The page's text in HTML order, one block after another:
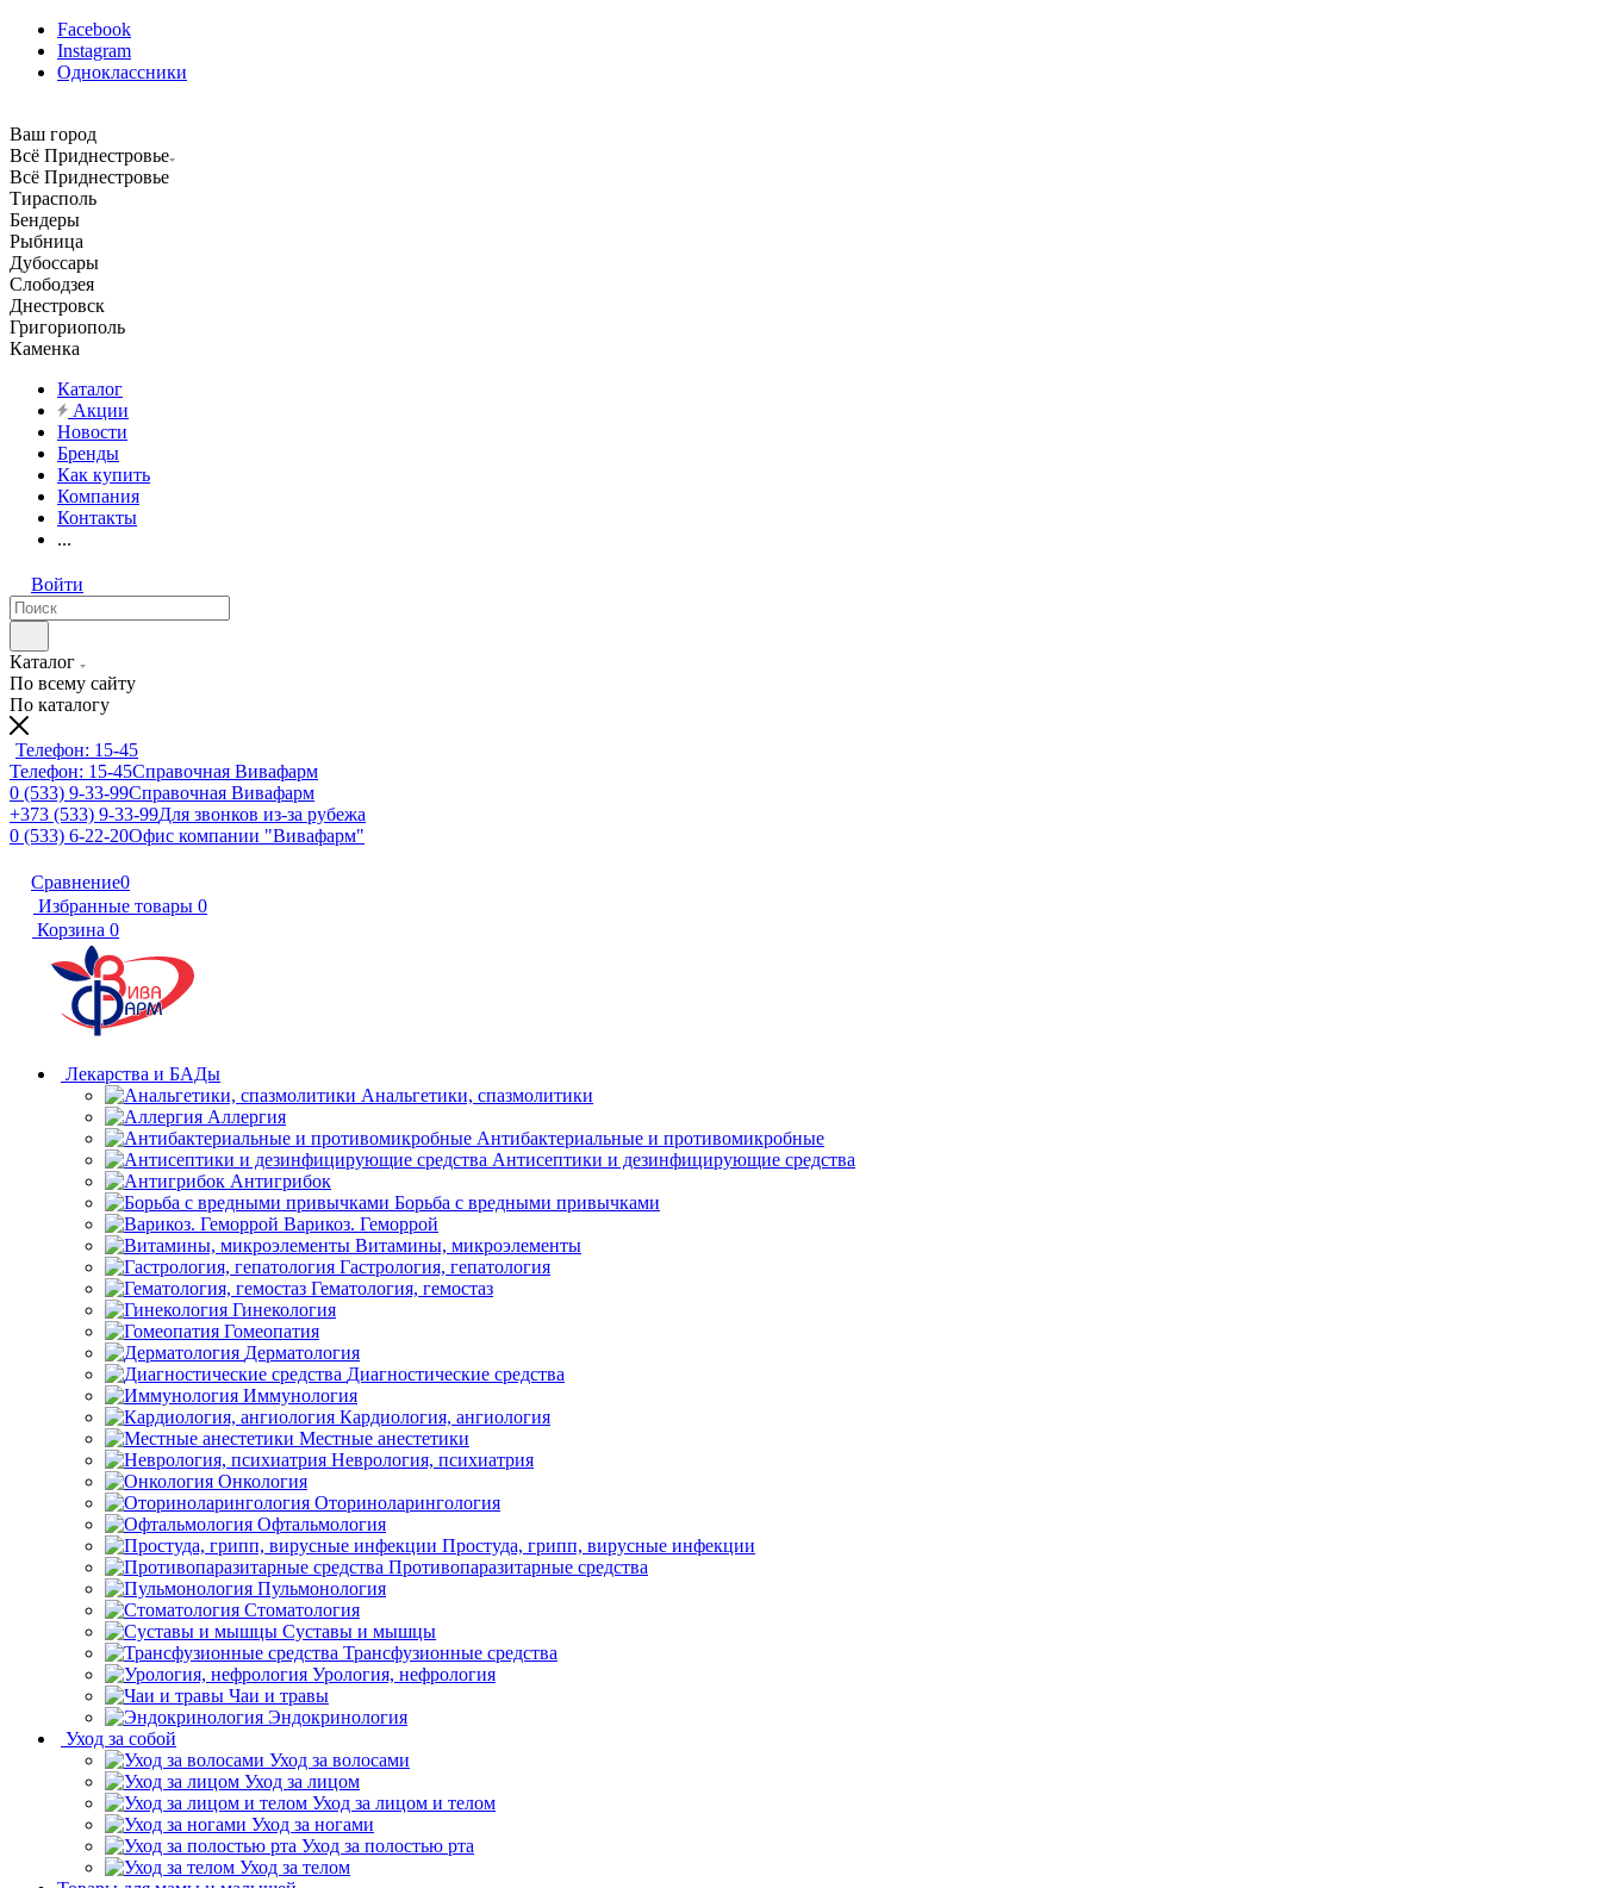
Facebook
Instagram
Одноклассники
Ваш город
Всё Приднестровье
Всё Приднестровье
Тирасполь
Бендеры
Рыбница
Дубоссары
Слободзея
Днестровск
Григориополь
Каменка
Каталог
Акции
Новости
Бренды
Как купить
Компания
Контакты
...
Войти
Каталог
По всему сайту
По каталогу
Телефон: 15-45
Телефон: 15-45Справочная Вивафарм
0 (533) 9-33-99Справочная Вивафарм
+373 (533) 9-33-99Для звонков из-за рубежа
0 (533) 6-22-20Офис компании "Вивафарм"
Сравнение0
Избранные товары 0
Корзина 0
Лекарства и БАДы
Анальгетики, спазмолитики
Аллергия
Антибактериальные и противомикробные
Антисептики и дезинфицирующие средства
Антигрибок
Борьба с вредными привычками
Варикоз. Геморрой
Витамины, микроэлементы
Гастрология, гепатология
Гематология, гемостаз
Гинекология
Гомеопатия
Дерматология
Диагностические средства
Иммунология
Кардиология, ангиология
Местные анестетики
Неврология, психиатрия
Онкология
Оториноларингология
Офтальмология
Простуда, грипп, вирусные инфекции
Противопаразитарные средства
Пульмонология
Стоматология
Суставы и мышцы
Трансфузионные средства
Урология, нефрология
Чаи и травы
Эндокринология
Уход за собой
Уход за волосами
Уход за лицом
Уход за лицом и телом
Уход за ногами
Уход за полостью рта
Уход за телом